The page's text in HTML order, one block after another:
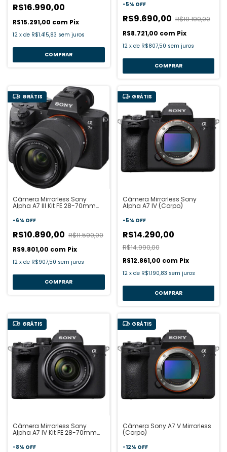
R$16.990,00
R$15.291,00 com Pix
12 x de R$1.415,83 sem juros
-5% OFF
R$9.690,00 R$10.190,00
R$8.721,00 com Pix
12 x de R$807,50 sem juros
GRÁTIS
Câmera Mirrorless Sony
Alpha A7 III Kit FE 28-70mm
-6% OFF
R$10.890,00 R$11.590,00
R$9.801,00 com Pix
12 x de R$907,50 sem juros
GRÁTIS
Câmera Mirrorless Sony
Alpha A7 IV (Corpo)
-5% OFF
R$14.290,00
R$14.990,00
R$12.861,00 com Pix
12 x de R$1.190,83 sem juros
GRÁTIS
Câmera Mirrorless Sony
Alpha A7 IV Kit FE 28-70mm
-8% OFF
GRÁTIS
Câmera Sony A7 V Mirrorless
(Corpo)
-12% OFF